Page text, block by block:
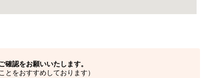
認をお願いいたします。
とをおすすめしております）